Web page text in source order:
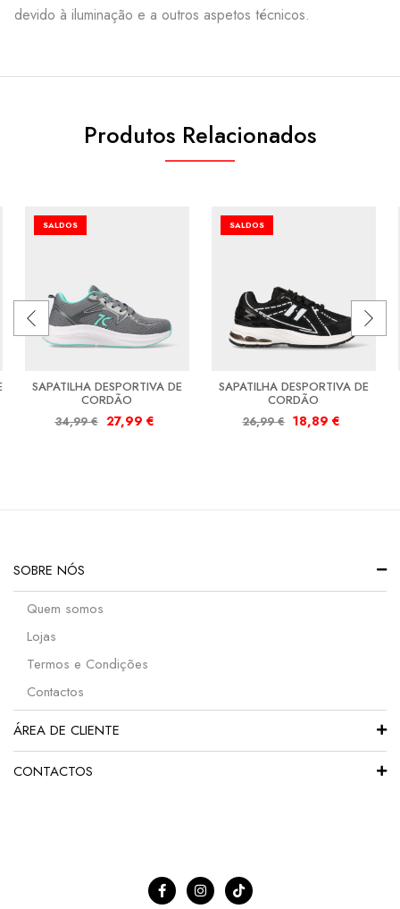
devido à iluminação e a outros aspetos técnicos.
Produtos Relacionados
SALDOS
SAPATILHA DESPORTIVA DE
CORDÃO
34,99€ 27,99 €
SALDOS
SAPATILHA DESPORTIVA DE
CORDÃO
26,99€ 18,89 €
SOBRE NÓS
Quem somos
Lojas
Termos e Condições
Contactos
ÁREA DE CLIENTE
CONTACTOS